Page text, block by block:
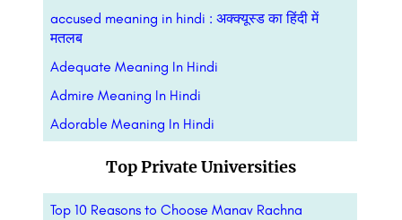
accused meaning in hindi : अक्क्यूस्ड का हिंदी में
मतलब
Adequate Meaning In Hindi
Admire Meaning In Hindi
Adorable Meaning In Hindi
Top Private Universities
Top 10 Reasons to Choose Manav Rachna